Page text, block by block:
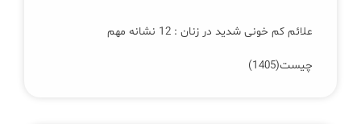
علائم کم‌ خونی شدید در زنان : 12 نشانه مهم
چیست(1405)